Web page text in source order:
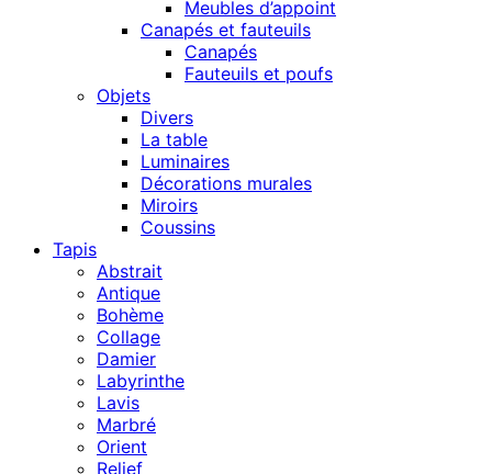
Meubles d’appoint
Canapés et fauteuils
Canapés
Fauteuils et poufs
Objets
Divers
La table
Luminaires
Décorations murales
Miroirs
Coussins
Tapis
Abstrait
Antique
Bohème
Collage
Damier
Labyrinthe
Lavis
Marbré
Orient
Relief